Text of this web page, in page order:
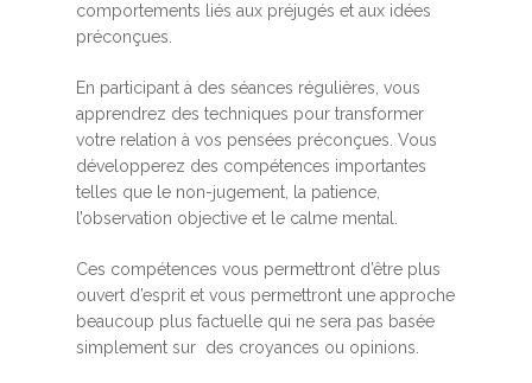
comportements liés aux préjugés et aux idées
préconçues.
En participant à des séances régulières, vous
apprendrez des techniques pour transformer
votre relation à vos pensées préconçues. Vous
développerez des compétences importantes
telles que le non-jugement, la patience,
l’observation objective et le calme mental.
Ces compétences vous permettront d’être plus
ouvert d’esprit et vous permettront une approche
beaucoup plus factuelle qui ne sera pas basée
simplement sur des croyances ou opinions.